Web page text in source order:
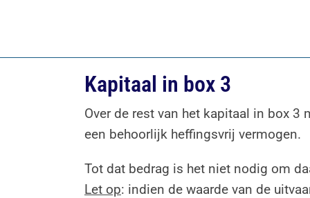
Kapitaal in box 3
Over de rest van het kapitaal in box
een behoorlijk heffingsvrij vermogen.
Tot dat bedrag is het niet nodig om
Let op: indien de waarde van de